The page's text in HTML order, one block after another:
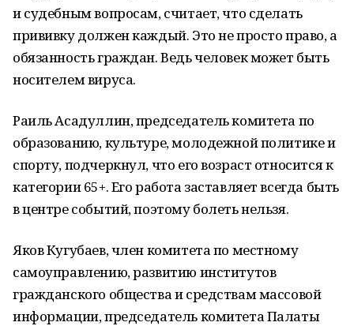
и судебным вопросам, считает, что сделать
прививку должен каждый. Это не просто право, а
обязанность граждан. Ведь человек может быть
носителем вируса.
Раиль Асадуллин, председатель комитета по
образованию, культуре, молодежной политике и
спорту, подчеркнул, что его возраст относится к
категории 65+. Его работа заставляет всегда быть
в центре событий, поэтому болеть нельзя.
Яков Кугубаев, член комитета по местному
самоуправлению, развитию институтов
гражданского общества и средствам массовой
информации, председатель комитета Палаты